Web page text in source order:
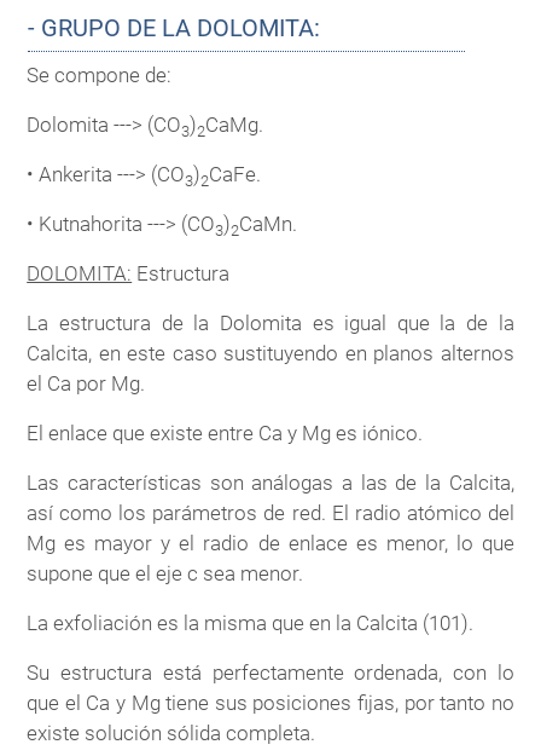
- GRUPO DE LA DOLOMITA:
Se compone de:
Dolomita ---> (CO3)2CaMg.
• Ankerita ---> (CO3)2CaFe.
• Kutnahorita ---> (CO3)2CaMn.
DOLOMITA: Estructura
La estructura de la Dolomita es igual que la de la
Calcita, en este caso sustituyendo en planos alternos
el Ca por Mg.
El enlace que existe entre Ca y Mg es iónico.
Las características son análogas a las de la Calcita,
así como los parámetros de red. El radio atómico del
Mg es mayor y el radio de enlace es menor, lo que
supone que el eje c sea menor.
La exfoliación es la misma que en la Calcita (101).
Su estructura está perfectamente ordenada, con lo
que el Ca y Mg tiene sus posiciones fijas, por tanto no
existe solución sólida completa.